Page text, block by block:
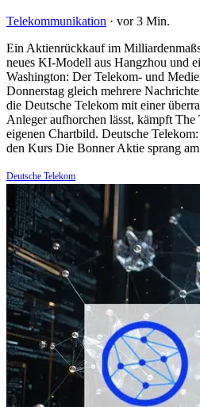
Telekommunikation · vor 3 Min.
Ein Aktienrückkauf im
neues KI-Modell aus Hangzhou und
Washington: Der Telekom- und
Donnerstag gleich mehrere
die Deutsche Telekom mit einer
Anleger aufhorchen lässt, kämpft
eigenen Chartbild. Deutsche
den Kurs Die Bonner Aktie sprang
Deutsche Telekom